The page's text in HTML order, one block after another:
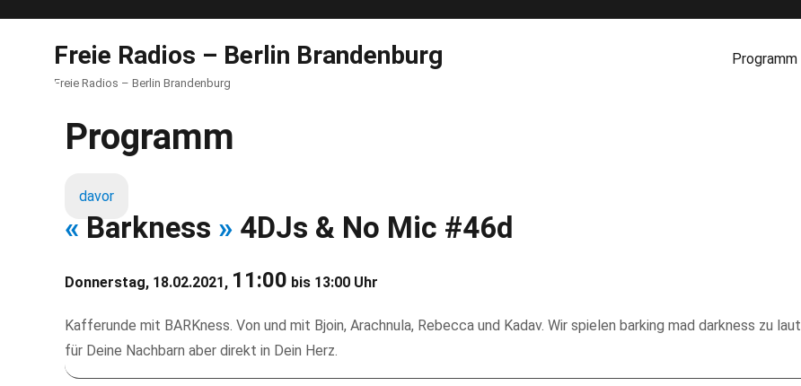
Freie Radios – Berlin Brandenburg
Freie Radios – Berlin Brandenburg
Programm
Programm
davor
« Barkness » 4DJs & No Mic #46d
Donnerstag, 18.02.2021, 11:00 bis 13:00 Uhr
Kafferunde mit BARKness. Von und mit Bjoin, Arachnula, Rebecca und Kadav. Wir spielen barking mad darkness zu laut
für Deine Nachbarn aber direkt in Dein Herz.